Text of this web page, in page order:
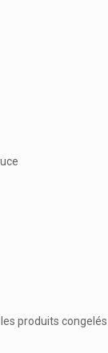
produits congelés